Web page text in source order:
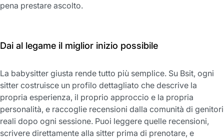
pena prestare ascolto.
Dai al legame il miglior inizio possibile
La babysitter giusta rende tutto più semplice. Su Bsit, ogni
sitter costruisce un profilo dettagliato che descrive la
propria esperienza, il proprio approccio e la propria
personalità, e raccoglie recensioni dalla comunità di genitori
reali dopo ogni sessione. Puoi leggere quelle recensioni,
scrivere direttamente alla sitter prima di prenotare, e